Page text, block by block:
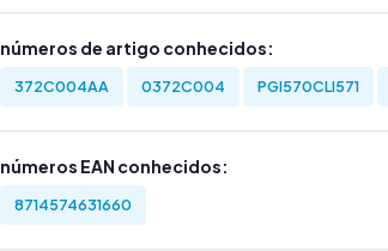
números de artigo conhecidos:
372C004AA 0372C004 PGI570CLI571
números EAN conhecidos:
8714574631660